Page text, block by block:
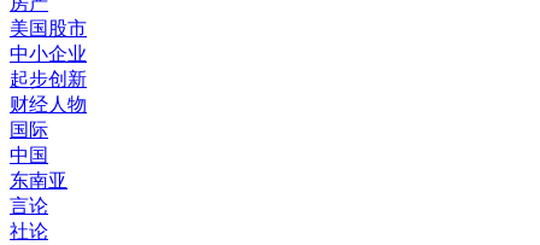
美国股市
中小企业
起步创新
财经人物
国际
中国
东南亚
言论
社论